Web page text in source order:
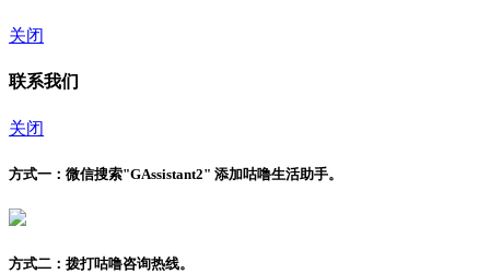
关闭
联系我们
关闭
方式一： 微信搜索"GAssistant2" 添加咕噜生活助手。
方式二： 拨打咕噜咨询热线。